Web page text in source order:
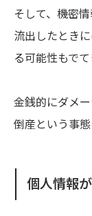
そして、機密
流出したとき
る可能性もでて
金銭的にダメ
倒産という事態
個人情報